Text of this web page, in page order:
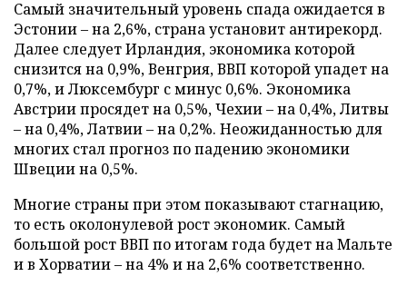
Самый значительный уровень спада ожидается в
Эстонии – на 2,6%, страна установит антирекорд.
Далее следует Ирландия, экономика которой
снизится на 0,9%, Венгрия, ВВП которой упадет на
0,7%, и Люксембург с минус 0,6%. Экономика
Австрии просядет на 0,5%, Чехии – на 0,4%, Литвы
– на 0,4%, Латвии – на 0,2%. Неожиданностью для
многих стал прогноз по падению экономики
Швеции на 0,5%.
Многие страны при этом показывают стагнацию,
то есть околонулевой рост экономик. Самый
большой рост ВВП по итогам года будет на Мальте
и в Хорватии – на 4% и на 2,6% соответственно.